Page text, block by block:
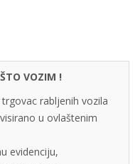
VOZIM !
trgovac rabljenih vozila
u ovlaštenim
evidenciju,